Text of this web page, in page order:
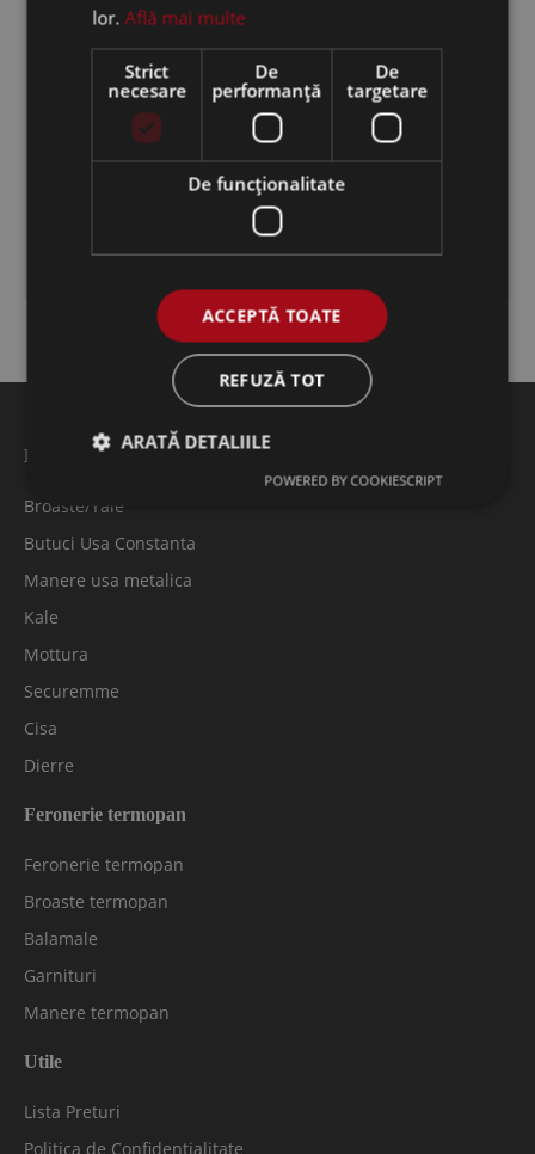
Broaste termopan
Balamale
Feronerie usi metalice
Broaste/Yale
Butuci Usa Constanta
Manere usa metalica
Kale
Mottura
Securemme
Cisa
Dierre
Feronerie termopan
Feronerie termopan
Broaste termopan
Balamale
Garnituri
Manere termopan
Utile
Lista Preturi
Politica de Confidentialitate
lor.Află mai multe
Strict
necesare
De
performanță
De
targetare
De funcţionalitate
ACCEPTĂ TOATE
REFUZĂ TOT
ARATĂ DETALIILE
POWERED BY COOKIESCRIPT